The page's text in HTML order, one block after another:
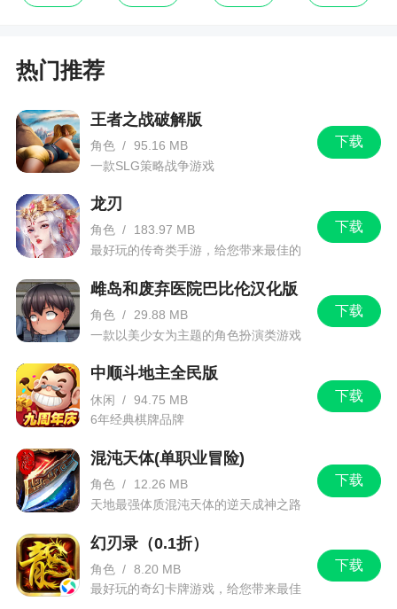
热门推荐
下载
王者之战破解版
角色 / 95.16 MB
一款SLG策略战争游戏
下载
龙刃
角色 /
183.97 MB
最好玩的传奇类手游，给您带来最佳的
下载
雌岛和废弃医院巴比伦汉化版
角色 /
29.88 MB
一款以美少女为主题的角色扮演类游戏
下载
中顺斗地主全民版
休闲 / 94.75 MB
6年经典棋牌品牌
下载
混沌天体(单职业冒险)
角色 /
12.26 MB
天地最强体质混沌天体的逆天成神之路
下载
幻刃录（0.1折）
角色 / 8.20 MB
最好玩的奇幻卡牌游戏，给您带来最佳